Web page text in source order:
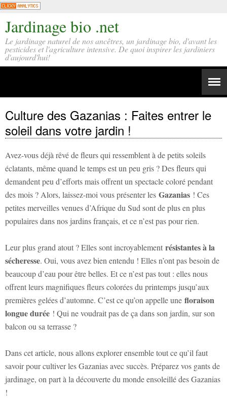
Jardinage bio .net
Le jardinage naturel de nos ancêtres, un jardinage bio, d'avant les
pesticides et l'agriculture intensive. De quoi inspirer les jardiniers
d'aujourd'hui!
Culture des Gazanias : Faites entrer le
soleil dans votre jardin !
Avez-vous déjà rêvé de fleurs qui ressemblent à de petits soleils
éclatants, même quand le temps est un peu gris ? Des fleurs qui
demandent peu d’efforts mais offrent un spectacle coloré pendant
des mois ? Alors, laissez-moi vous présenter les Gazanias ! Ces
petites merveilles venues d’Afrique du Sud sont de plus en plus
populaires dans nos jardins français, et ce n’est pas pour rien.
Leur plus grand atout ? Elles sont incroyablement résistantes à la
sécheresse. Oui, vous avez bien entendu ! Elles n’ont pas besoin de
beaucoup d’eau pour être belles. Et ce n’est pas tout : elles nous
offrent leurs magnifiques fleurs colorées du printemps jusqu’aux
premières gelées d’automne. C’est ce qu’on appelle une floraison
longue durée ! Qui ne voudrait pas de ça dans son jardin, sur son
balcon ou sa terrasse ?
Dans cet article, nous allons explorer ensemble tout ce qu’il faut
savoir pour cultiver les Gazanias avec succès. Préparez vos gants de
jardinage, on part à la découverte du monde ensoleillé des Gazanias
!